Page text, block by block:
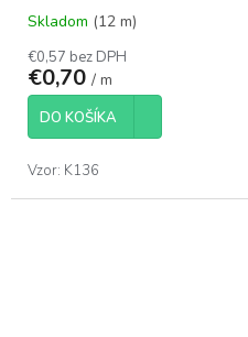
Skladom (12 m)
€0,57 bez DPH
€0,70 / m
DO KOŠÍKA
Vzor: K136